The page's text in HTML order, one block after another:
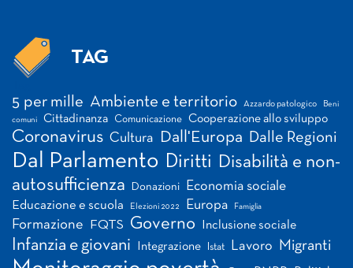
TAG
5 per mille Ambiente e territorio Azzardo patologico Beni
comuni Cittadinanza Comunicazione Cooperazione allo sviluppo
Coronavirus Cultura Dall'Europa Dalle Regioni
Dal Parlamento Diritti
Disabilità e non-
autosufficienza
Donazioni Economia sociale
Educazione e scuola Elezioni 2022 Europa Famiglia
Formazione FQTS Governo Inclusione sociale
Infanzia e giovani Integrazione Istat Lavoro Migranti